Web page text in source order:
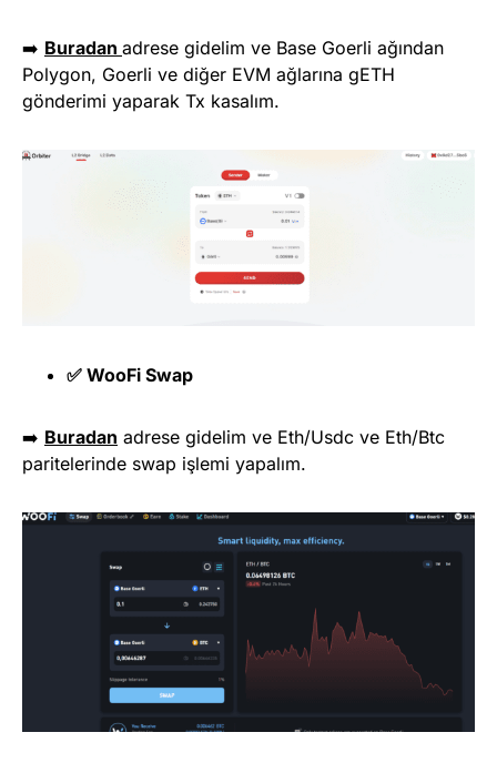
➡️ Buradan adrese gidelim ve Base Goerli ağından
Polygon, Goerli ve diğer EVM ağlarına gETH
gönderimi yaparak Tx kasalım.
✅ WooFi Swap
➡️ Buradan adrese gidelim ve Eth/Usdc ve Eth/Btc
paritelerinde swap işlemi yapalım.